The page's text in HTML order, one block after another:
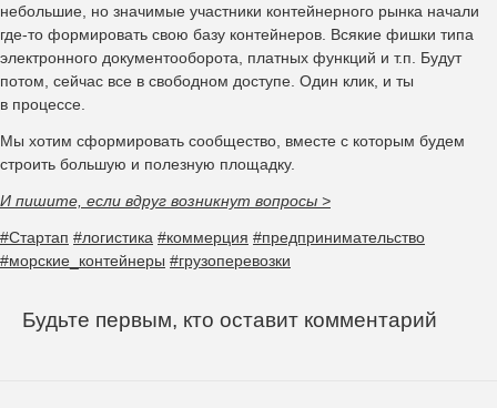
небольшие, но значимые участники контейнерного рынка начали
где-то формировать свою базу контейнеров. Всякие фишки типа
электронного документооборота, платных функций и т.п. Будут
потом, сейчас все в свободном доступе. Один клик, и ты
в процессе.
Мы хотим сформировать сообщество, вместе с которым будем
строить большую и полезную площадку.
И пишите, если вдруг возникнут вопросы >
#Стартап #логистика #коммерция #предпринимательство
#морские_контейнеры #грузоперевозки
Будьте первым, кто оставит комментарий